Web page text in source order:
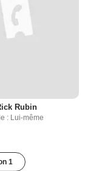
Rubin
: Lui-même
1